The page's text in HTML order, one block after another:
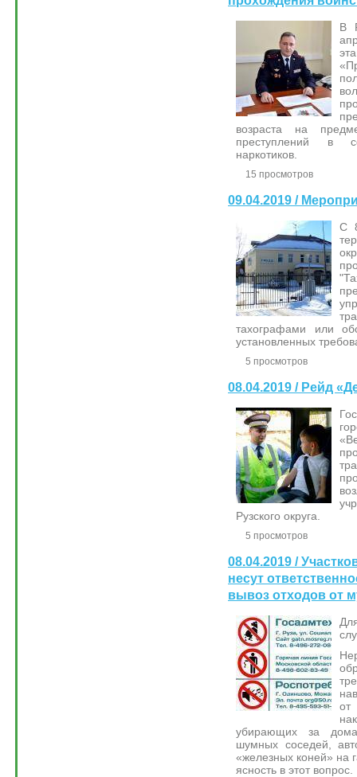
В
возраста на
преступлений в
наркотиков.
15 просмотров
09.04.2019 /
С
тахографами или
установленных
5 просмотров
08.04.2019 / Рейд
Рузского округа.
5 просмотров
08.04.2019 /
несут
вывоз отходов от
убирающих за
шумных соседей,
«железных коней» на
ясность в этот вопрос.